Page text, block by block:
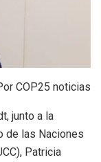
COP25 noticias
junto a la
de las Naciones
Patricia